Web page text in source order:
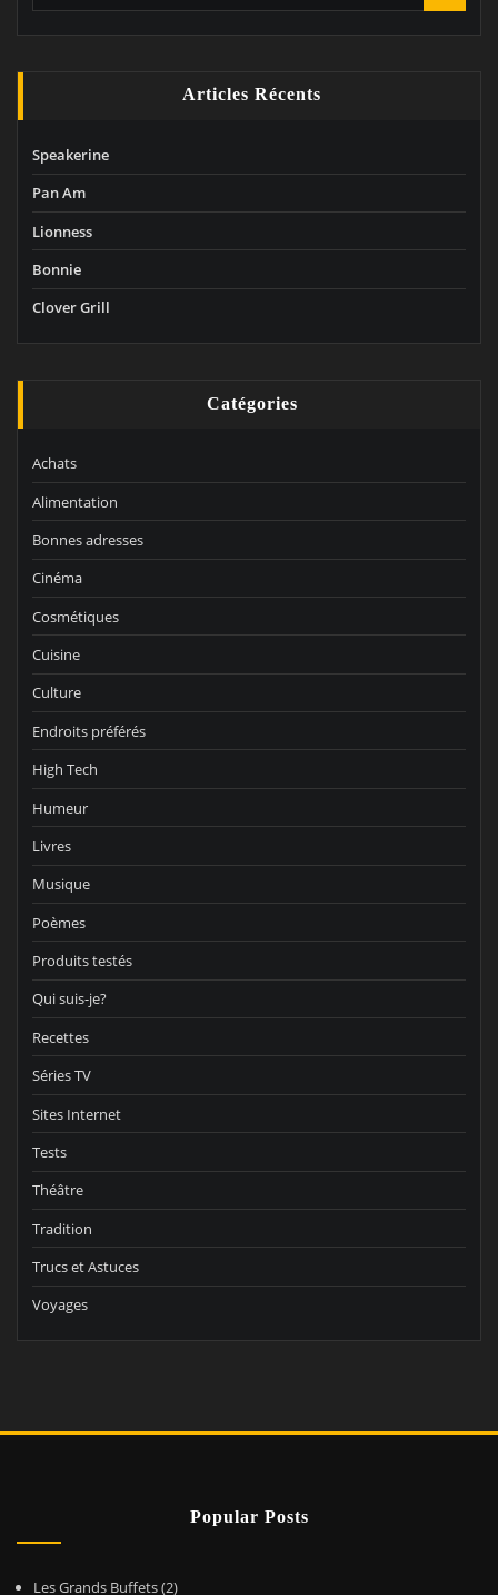
Articles Récents
Speakerine
Pan Am
Lionness
Bonnie
Clover Grill
Catégories
Achats
Alimentation
Bonnes adresses
Cinéma
Cosmétiques
Cuisine
Culture
Endroits préférés
High Tech
Humeur
Livres
Musique
Poèmes
Produits testés
Qui suis-je?
Recettes
Séries TV
Sites Internet
Tests
Théâtre
Tradition
Trucs et Astuces
Voyages
Popular Posts
Les Grands Buffets(2)